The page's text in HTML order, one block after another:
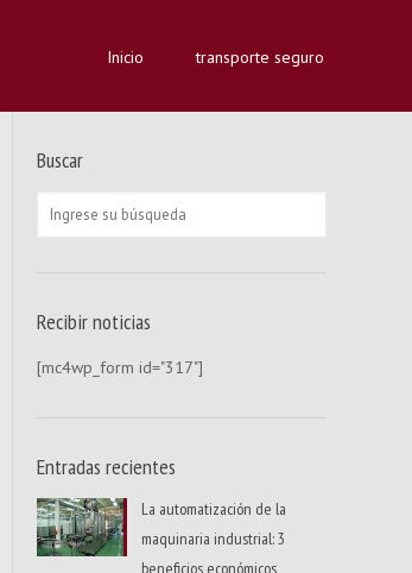
Inicio transporte seguro
Buscar
Recibir noticias
[mc4wp_form id="317"]
Entradas recientes
La automatización de la
maquinaria industrial: 3
beneficios económicos